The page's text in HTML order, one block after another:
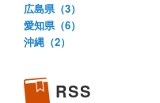
広島県（3）
愛知県（6）
沖縄（2）
RSS